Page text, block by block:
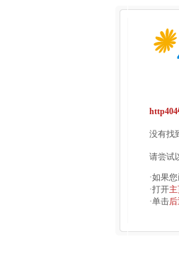
没有找
请尝试
·如果
·打开
·单击